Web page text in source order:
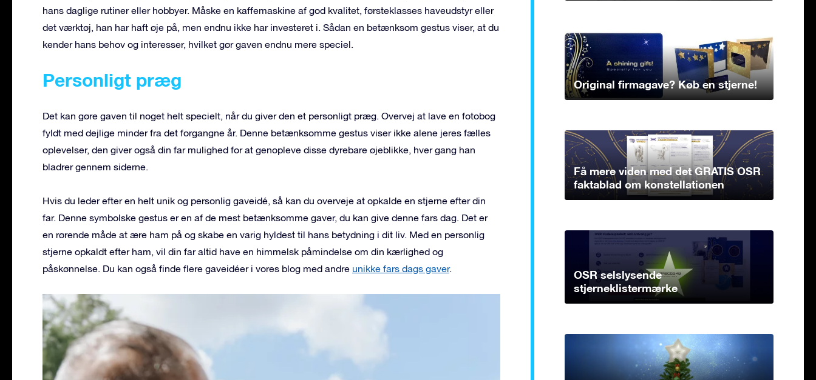
hans daglige rutiner eller hobbyer. Måske en kaffemaskine af god kvalitet, førsteklasses haveudstyr eller
det værktøj, han har haft øje på, men endnu ikke har investeret i. Sådan en betænksom gestus viser, at du
kender hans behov og interesser, hvilket gør gaven endnu mere speciel.
Personligt præg
Det kan gøre gaven til noget helt specielt, når du giver den et personligt præg. Overvej at lave en fotobog
fyldt med dejlige minder fra det forgangne år. Denne betænksomme gestus viser ikke alene jeres fælles
oplevelser, den giver også din far mulighed for at genopleve disse dyrebare øjeblikke, hver gang han
bladrer gennem siderne.
Hvis du leder efter en helt unik og personlig gaveidé, så kan du overveje at opkalde en stjerne efter din
far. Denne symbolske gestus er en af de mest betænksomme gaver, du kan give denne fars dag. Det er
en rørende måde at ære ham på og skabe en varig hyldest til hans betydning i dit liv. Med en personlig
stjerne opkaldt efter ham, vil din far altid have en himmelsk påmindelse om din kærlighed og
påskønnelse. Du kan også finde flere gaveidéer i vores blog med andre unikke fars dags gaver.
Original firmagave? Køb en stjerne!
Få mere viden med det GRATIS OSR
faktablad om konstellationen
OSR selslysende
stjerneklistermærke